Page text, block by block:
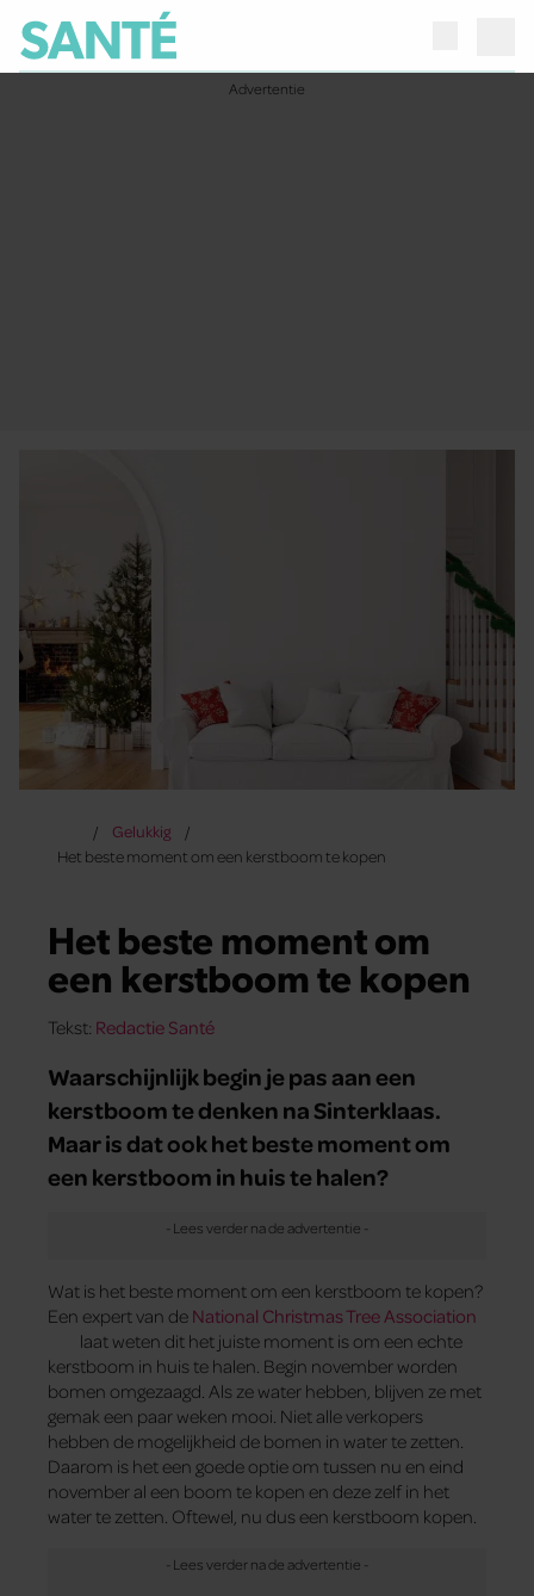
Gelukkig
Het beste moment om een kerstboom te kopen
Het beste moment om
een kerstboom te kopen
Tekst: Redactie Santé
Waarschijnlijk begin je pas aan een
kerstboom te denken na Sinterklaas.
Maar is dat ook het beste moment om
een kerstboom in huis te halen?
Wat is het beste moment om een kerstboom te kopen?
Een expert van de National Christmas Tree Association
laat weten dit het juiste moment is om een echte
kerstboom in huis te halen. Begin november worden
bomen omgezaagd. Als ze water hebben, blijven ze met
gemak een paar weken mooi. Niet alle verkopers
hebben de mogelijkheid de bomen in water te zetten.
Daarom is het een goede optie om tussen nu en eind
november al een boom te kopen en deze zelf in het
water te zetten. Oftewel, nu dus een kerstboom kopen.